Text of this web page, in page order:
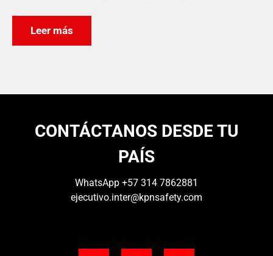
Leer más
CONTÁCTANOS DESDE TU
PAÍS
WhatsApp +57 314 7862881
ejecutivo.inter@kpnsafety.com